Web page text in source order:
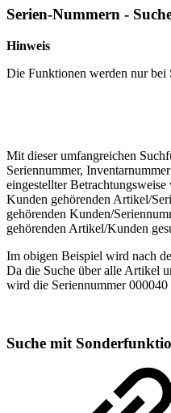
Serien-Nummern -
Hinweis
Die Funktionen werden nur bei
Mit dieser umfangreichen
Seriennummer,
eingestellter
Kunden gehörenden Artikel/
gehörenden Kunden/
gehörenden Artikel/Kunden
Im obigen Beispiel wird nach
Da die Suche über alle Artikel
wird die Seriennummer
Suche mit